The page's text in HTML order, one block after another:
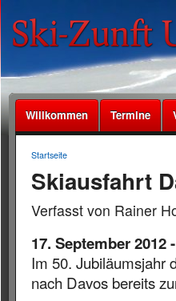
Willkommen Termine
Startseite
Skiausfahrt
Verfasst von Rainer
17. September 2012-
Im 50. Jubiläumsjahr
nach Davos bereits